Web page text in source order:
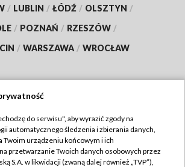
/ LUBLIN / ŁÓDŹ / OLSZTYN /
/ POZNAŃ / RZESZÓW /
/ WARSZAWA / WROCŁAW
TVP
Regulamin TVP
do serwisu", aby wyrazić zgody na
automatycznego śledzenia i zbierania danych,
Twoim urządzeniu końcowym i ich
przetwarzanie Twoich danych osobowych przez
S.A. w likwidacji (zwaną dalej również „TVP”),